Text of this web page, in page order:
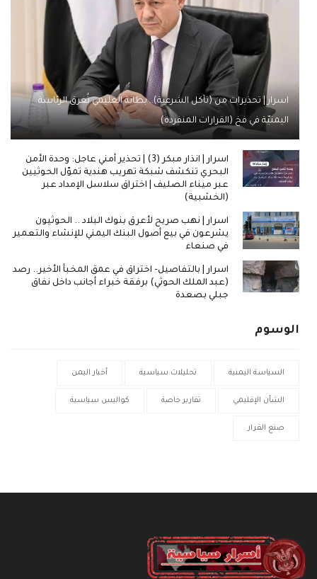
اسرار | تحذيرات من (تآكل الشرعية).. بطانة العليمي تُغرق الرئاسة
اليمنيّة في فخ (القرارات المنفردة)
اسرار | انذار مبكر (3) | تحذير أمني عاجل: وحدة الأمن
البحري تنكشف شبكة تهريب هندية تموّل الحوثيين
عبر ميناء الصليف | اختراق سلاسل الإمداد عبر
(الخشبية)
اسرار | نهب صريح لأعرق بنوك البلاد .. الحوثيون
يشرعون في بيع أصول البنك اليمني للإنشاء والتعمير
في صنعاء
اسرار | بالتفاصيل- اختراق في عمق المخبأ الأخير.. رصد
(عبد الملك الحوثي) برفقة خبراء أجانب داخل نفاق
جبلي بصعدة
الوسوم
السياسة اليمنية تحليلات سياسية أخبار اليمن
الشأن الإقليمي تقارير خاصة كواليس سياسية
صنع القرار